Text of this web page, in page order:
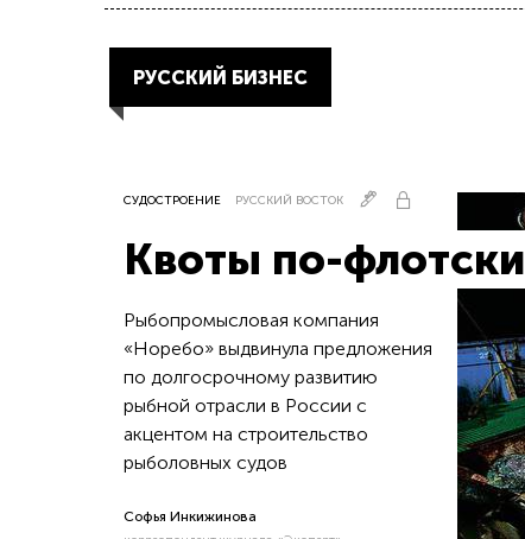
РУССКИЙ БИЗНЕС
СУДОСТРОЕНИЕ РУССКИЙ ВОСТОК
Квоты по-флотски
Рыбопромысловая компания
«Норебо» выдвинула предложения
по долгосрочному развитию
рыбной отрасли в России с
акцентом на строительство
рыболовных судов
Софья Инкижинова